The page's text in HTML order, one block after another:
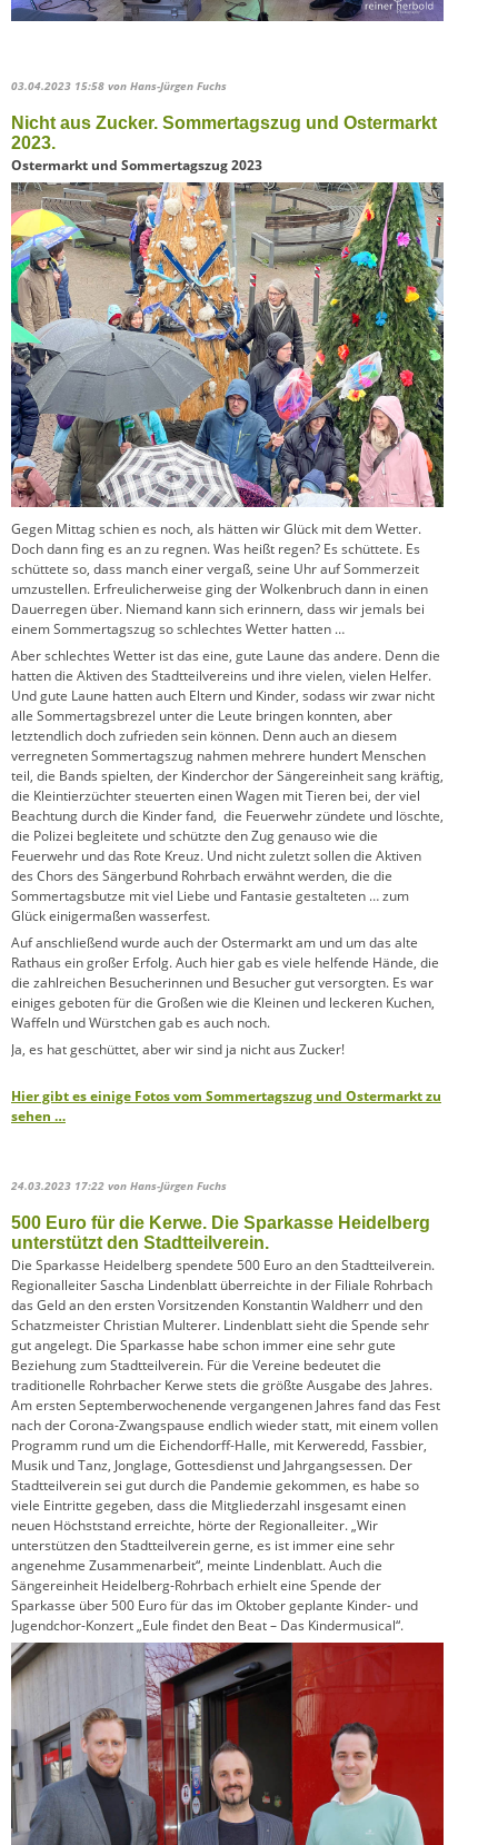
03.04.2023 15:58 von Hans-Jürgen Fuchs
Nicht aus Zucker. Sommertagszug und Ostermarkt
2023.
Ostermarkt und Sommertagszug 2023
Gegen Mittag schien es noch, als hätten wir Glück mit dem Wetter.
Doch dann fing es an zu regnen. Was heißt regen? Es schüttete. Es
schüttete so, dass manch einer vergaß, seine Uhr auf Sommerzeit
umzustellen. Erfreulicherweise ging der Wolkenbruch dann in einen
Dauerregen über. Niemand kann sich erinnern, dass wir jemals bei
einem Sommertagszug so schlechtes Wetter hatten …
Aber schlechtes Wetter ist das eine, gute Laune das andere. Denn die
hatten die Aktiven des Stadtteilvereins und ihre vielen, vielen Helfer.
Und gute Laune hatten auch Eltern und Kinder, sodass wir zwar nicht
alle Sommertagsbrezel unter die Leute bringen konnten, aber
letztendlich doch zufrieden sein können. Denn auch an diesem
verregneten Sommertagszug nahmen mehrere hundert Menschen
teil, die Bands spielten, der Kinderchor der Sängereinheit sang kräftig,
die Kleintierzüchter steuerten einen Wagen mit Tieren bei, der viel
Beachtung durch die Kinder fand, die Feuerwehr zündete und löschte,
die Polizei begleitete und schützte den Zug genauso wie die
Feuerwehr und das Rote Kreuz. Und nicht zuletzt sollen die Aktiven
des Chors des Sängerbund Rohrbach erwähnt werden, die die
Sommertagsbutze mit viel Liebe und Fantasie gestalteten … zum
Glück einigermaßen wasserfest.
Auf anschließend wurde auch der Ostermarkt am und um das alte
Rathaus ein großer Erfolg. Auch hier gab es viele helfende Hände, die
die zahlreichen Besucherinnen und Besucher gut versorgten. Es war
einiges geboten für die Großen wie die Kleinen und leckeren Kuchen,
Waffeln und Würstchen gab es auch noch.
Ja, es hat geschüttet, aber wir sind ja nicht aus Zucker!
Hier gibt es einige Fotos vom Sommertagszug und Ostermarkt zu
sehen …
24.03.2023 17:22 von Hans-Jürgen Fuchs
500 Euro für die Kerwe. Die Sparkasse Heidelberg
unterstützt den Stadtteilverein.
Die Sparkasse Heidelberg spendete 500 Euro an den Stadtteilverein.
Regionalleiter Sascha Lindenblatt überreichte in der Filiale Rohrbach
das Geld an den ersten Vorsitzenden Konstantin Waldherr und den
Schatzmeister Christian Multerer. Lindenblatt sieht die Spende sehr
gut angelegt. Die Sparkasse habe schon immer eine sehr gute
Beziehung zum Stadtteilverein. Für die Vereine bedeutet die
traditionelle Rohrbacher Kerwe stets die größte Ausgabe des Jahres.
Am ersten Septemberwochenende vergangenen Jahres fand das Fest
nach der Corona-Zwangspause endlich wieder statt, mit einem vollen
Programm rund um die Eichendorff-Halle, mit Kerweredd, Fassbier,
Musik und Tanz, Jonglage, Gottesdienst und Jahrgangsessen. Der
Stadtteilverein sei gut durch die Pandemie gekommen, es habe so
viele Eintritte gegeben, dass die Mitgliederzahl insgesamt einen
neuen Höchststand erreichte, hörte der Regionalleiter. „Wir
unterstützen den Stadtteilverein gerne, es ist immer eine sehr
angenehme Zusammenarbeit“, meinte Lindenblatt. Auch die
Sängereinheit Heidelberg-Rohrbach erhielt eine Spende der
Sparkasse über 500 Euro für das im Oktober geplante Kinder- und
Jugendchor-Konzert „Eule findet den Beat – Das Kindermusical“.